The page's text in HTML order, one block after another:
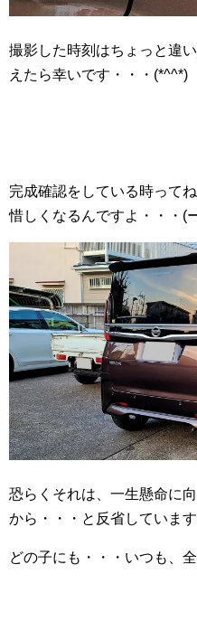
撮影した時刻はちょっと違
えたら幸いです・・・(*^^*)
完成確認をしている時って
惜しくなるんですよ・・・(
恐らくそれは、一生懸命に
から・・・と反省しています
どの子にも・・・いつも、